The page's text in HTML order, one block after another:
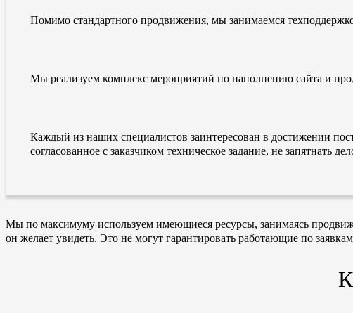
Помимо стандартного продвижения, мы занимаемся
Мы реализуем комплекс мероприятий по наполнению сайта и
Каждый из наших специалистов заинтересован в достижении
согласованное с заказчиком техническое задание, не запятнать
Мы по максимуму используем имеющиеся ресурсы, занимаясь
он желает увидеть. Это не могут гарантировать работающие по